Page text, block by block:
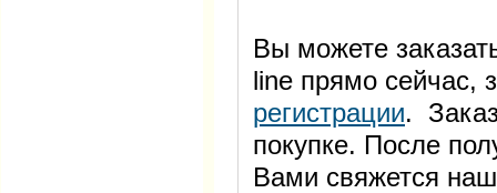
Вы можете
line прямо
регистрации.
покупке. После
Вами свяжется